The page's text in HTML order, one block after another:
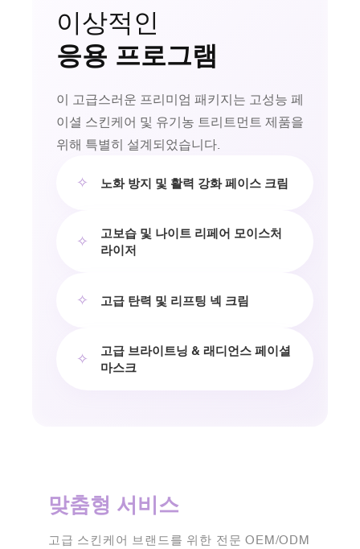
이상적인
응용 프로그램
이 고급스러운 프리미엄 패키지는 고성능 페
이셜 스킨케어 및 유기농 트리트먼트 제품을
위해 특별히 설계되었습니다.
✧ 노화 방지 및 활력 강화 페이스 크림
✧
고보습 및 나이트 리페어 모이스처
라이저
✧ 고급 탄력 및 리프팅 넥 크림
✧
고급 브라이트닝 & 래디언스 페이셜
마스크
맞춤형 서비스
고급 스킨케어 브랜드를 위한 전문 OEM/ODM